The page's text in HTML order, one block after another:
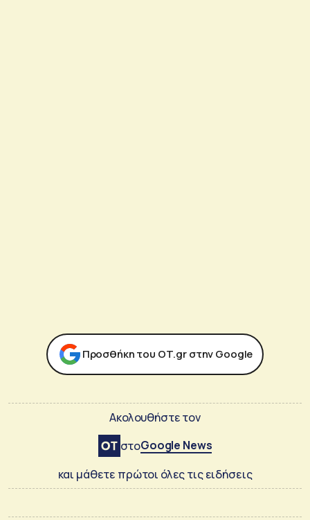
Προσθήκη του ΟΤ.gr στην Google
Ακολουθήστε τον
στοGoogle News
και μάθετε πρώτοι όλες τις ειδήσεις